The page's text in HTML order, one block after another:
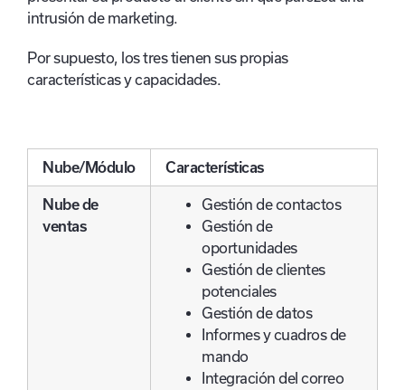
intrusión de marketing.
Por supuesto, los tres tienen sus propias
características y capacidades.
Nube/Módulo Características
Nube de
ventas
Gestión de contactos
Gestión de
oportunidades
Gestión de clientes
potenciales
Gestión de datos
Informes y cuadros de
mando
Integración del correo